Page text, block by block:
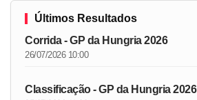
Últimos Resultados
Corrida - GP da Hungria 2026
26/07/2026 10:00
Classificação - GP da Hungria 2026